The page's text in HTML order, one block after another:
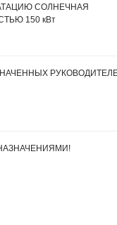
СОЛНЕЧНАЯ
150 кВт